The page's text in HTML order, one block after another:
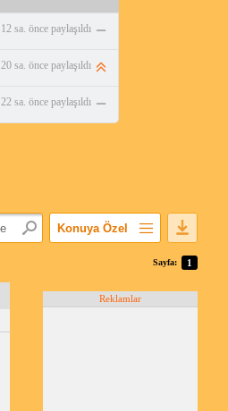
12 sa. önce paylaşıldı
20 sa. önce paylaşıldı
22 sa. önce paylaşıldı
Konuya Özel
Popüler Mesajlar
Sayfa: 1
Reklamlar